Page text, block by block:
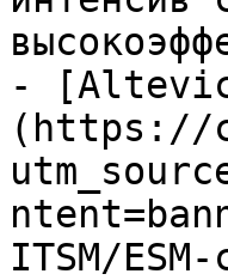
-
(https://
ITSM/ESM-